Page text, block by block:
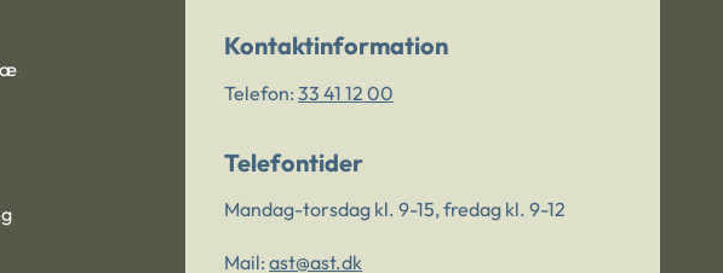
Kontaktinformation
Telefon: 33 41 12 00
Telefontider
Mandag-torsdag kl. 9-15, fredag kl. 9-12
Mail: ast@ast.dk